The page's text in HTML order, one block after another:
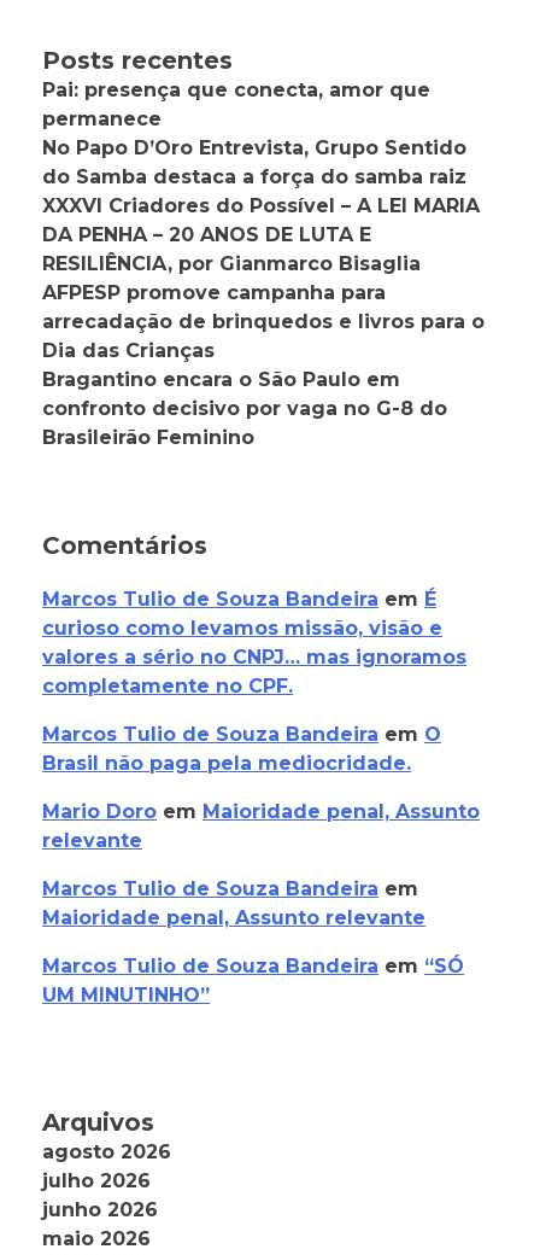
Posts recentes
Pai: presença que conecta, amor que
permanece
No Papo D’Oro Entrevista, Grupo Sentido
do Samba destaca a força do samba raiz
XXXVI Criadores do Possível – A LEI MARIA
DA PENHA – 20 ANOS DE LUTA E
RESILIÊNCIA, por Gianmarco Bisaglia
AFPESP promove campanha para
arrecadação de brinquedos e livros para o
Dia das Crianças
Bragantino encara o São Paulo em
confronto decisivo por vaga no G-8 do
Brasileirão Feminino
Comentários
Marcos Tulio de Souza Bandeira em É
curioso como levamos missão, visão e
valores a sério no CNPJ… mas ignoramos
completamente no CPF.
Marcos Tulio de Souza Bandeira em O
Brasil não paga pela mediocridade.
Mario Doro em Maioridade penal, Assunto
relevante
Marcos Tulio de Souza Bandeira em
Maioridade penal, Assunto relevante
Marcos Tulio de Souza Bandeira em “SÓ
UM MINUTINHO”
Arquivos
agosto 2026
julho 2026
junho 2026
maio 2026